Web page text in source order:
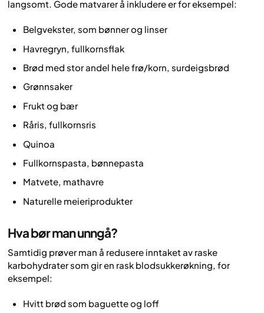
langsomt. Gode matvarer å inkludere er for eksempel:
Belgvekster, som bønner og linser
Havregryn, fullkornsflak
Brød med stor andel hele frø/korn, surdeigsbrød
Grønnsaker
Frukt og bær
Råris, fullkornsris
Quinoa
Fullkornspasta, bønnepasta
Matvete, mathavre
Naturelle meieriprodukter
Hva bør man unngå?
Samtidig prøver man å redusere inntaket av raske
karbohydrater som gir en rask blodsukkerøkning, for
eksempel:
Hvitt brød som baguette og loff